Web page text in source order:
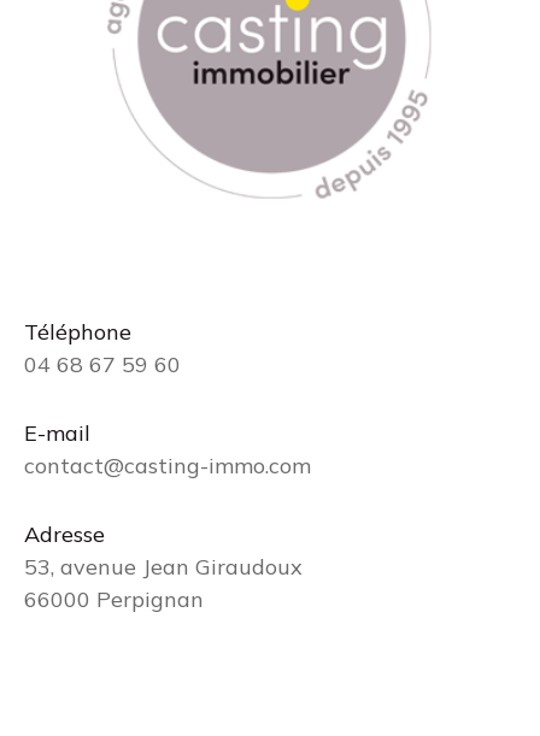
Téléphone
04 68 67 59 60
E-mail
contact@casting-immo.com
Adresse
53, avenue Jean Giraudoux
66000 Perpignan